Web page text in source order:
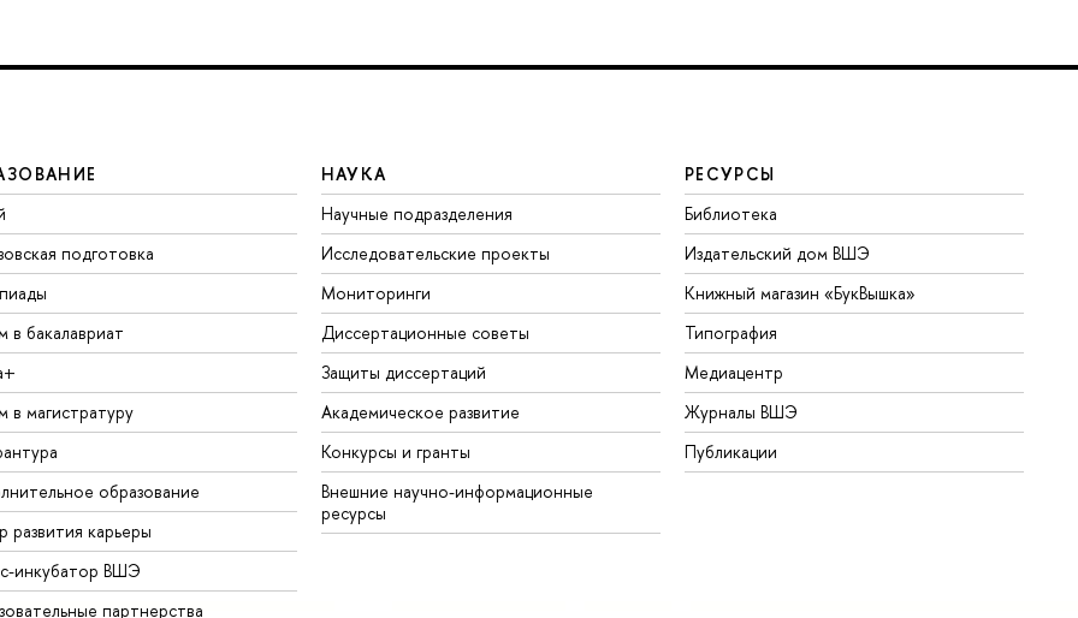
подготовка
в бакалавриат
в магистратуру
образование
развития карьеры
инкубатор ВШЭ
партнерства
НАУКА
Научные подразделения
Исследовательские проекты
Мониторинги
Диссертационные советы
Защиты диссертаций
Академическое развитие
Конкурсы и гранты
Внешние научно-информационные
ресурсы
РЕСУРСЫ
Библиотека
Издательский дом ВШЭ
Книжный магазин «БукВышка»
Типография
Медиацентр
Журналы ВШЭ
Публикации